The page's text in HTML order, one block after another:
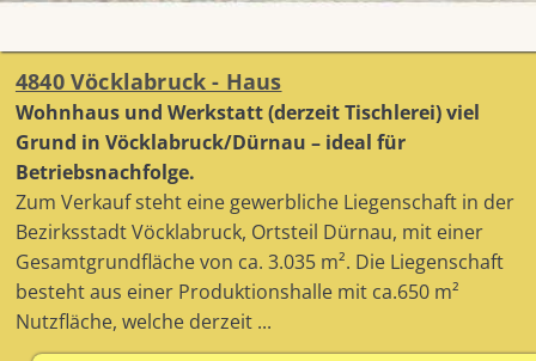
4840 Vöcklabruck - Haus
Wohnhaus und Werkstatt (derzeit Tischlerei) viel
Grund in Vöcklabruck/Dürnau – ideal für
Betriebsnachfolge.
Zum Verkauf steht eine gewerbliche Liegenschaft in der
Bezirksstadt Vöcklabruck, Ortsteil Dürnau, mit einer
Gesamtgrundfläche von ca. 3.035 m². Die Liegenschaft
besteht aus einer Produktionshalle mit ca.650 m²
Nutzfläche, welche derzeit ...